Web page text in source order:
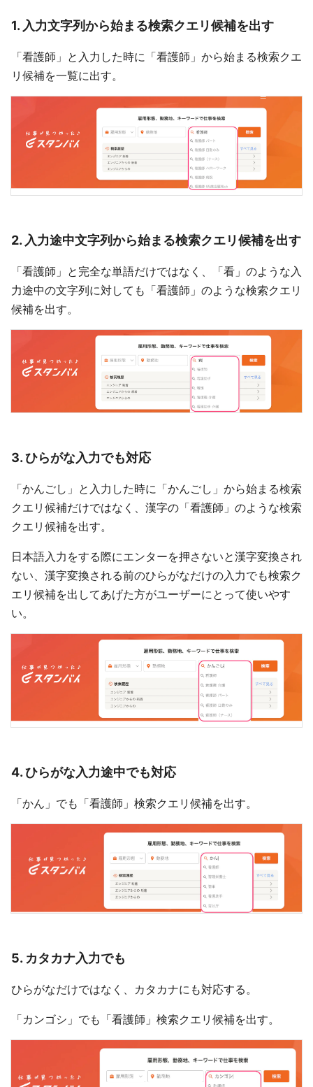
1. 入力文字列から始まる検索クエリ候補を出す
「看護師」と入力した時に「看護師」から始まる検索クエ
リ候補を一覧に出す。
2. 入力途中文字列から始まる検索クエリ候補を出す
「看護師」と完全な単語だけではなく、「看」のような入
力途中の文字列に対しても「看護師」のような検索クエリ
候補を出す。
3. ひらがな入力でも対応
「かんごし」と入力した時に「かんごし」から始まる検索
クエリ候補だけではなく、漢字の「看護師」のような検索
クエリ候補を出す。
日本語入力をする際にエンターを押さないと漢字変換され
ない、漢字変換される前のひらがなだけの入力でも検索ク
エリ候補を出してあげた方がユーザーにとって使いやす
い。
4. ひらがな入力途中でも対応
「かん」でも「看護師」検索クエリ候補を出す。
5. カタカナ入力でも
ひらがなだけではなく、カタカナにも対応する。
「カンゴシ」でも「看護師」検索クエリ候補を出す。